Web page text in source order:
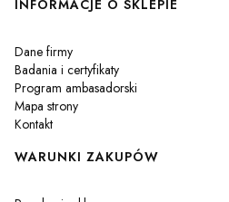
Linki w stopce
INFORMACJE O SKLEPIE
Dane firmy
Badania i certyfikaty
Program ambasadorski
Mapa strony
Kontakt
WARUNKI ZAKUPÓW